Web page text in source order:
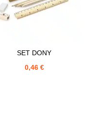
SET DONY
0,46 €